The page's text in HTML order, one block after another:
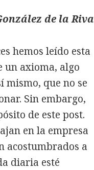
de la Riva
hemos leído esta
un axioma, algo
mismo, que no se
Sin embargo,
de este post.
en la empresa
acostumbrados a
diaria esté